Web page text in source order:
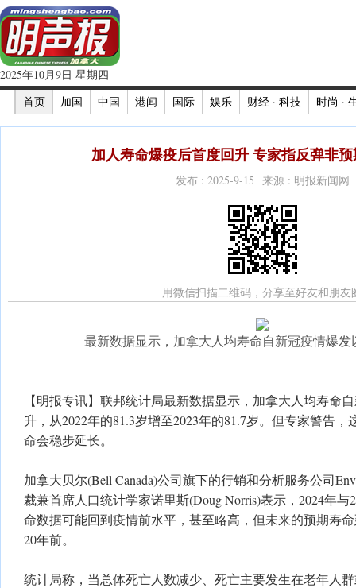
2025年10月9日 星期四
首页
加国 中国 港闻 国际 娱乐 财经 · 科技 时尚 ·
加人寿命爆疫后首度回升 专家指反弹非
发布 : 2025-9-15 来源 : 明报新闻网
用微信扫描二维码，分享至好友和朋友
最新数据显示，加拿大人均寿命自新冠疫情爆发
【明报专讯】联邦统计局最新数据显示，加拿大人均寿命
升，从2022年的81.3岁增至2023年的81.7岁。但专家警告
命会稳步延长。
加拿大贝尔(Bell Canada)公司旗下的行销和分析服务公司
裁兼首席人口统计学家诺里斯(Doug Norris)表示，2024年
命数据可能回到疫情前水平，甚至略高，但未来的预期寿
20年前。
统计局称，当总体死亡人数减少、死亡主要发生在老年人